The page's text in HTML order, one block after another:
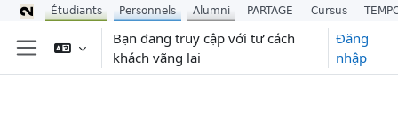
Chuyển tới nội dung chính
Bảng điều khiển cạnh
Bạn đang truy cập với tư cách
khách vãng lai
Đăng
nhập
Étudiants Personnels Alumni PARTAGE Cursus